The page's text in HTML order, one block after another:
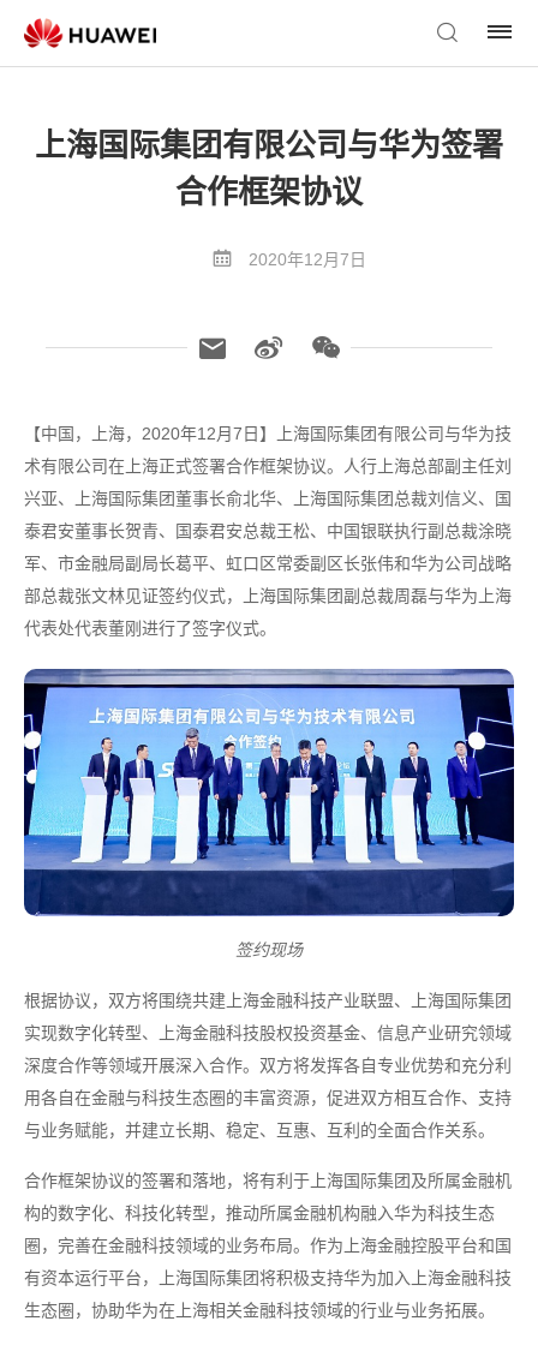
上海国际集团有限公司与华为签署
合作框架协议
2020年12月7日
【中国，上海，2020年12月7日】上海国际集团有限公司与华为技
术有限公司在上海正式签署合作框架协议。人行上海总部副主任刘
兴亚、上海国际集团董事长俞北华、上海国际集团总裁刘信义、国
泰君安董事长贺青、国泰君安总裁王松、中国银联执行副总裁涂晓
军、市金融局副局长葛平、虹口区常委副区长张伟和华为公司战略
部总裁张文林见证签约仪式，上海国际集团副总裁周磊与华为上海
代表处代表董刚进行了签字仪式。
签约现场
根据协议，双方将围绕共建上海金融科技产业联盟、上海国际集团
实现数字化转型、上海金融科技股权投资基金、信息产业研究领域
深度合作等领域开展深入合作。双方将发挥各自专业优势和充分利
用各自在金融与科技生态圈的丰富资源，促进双方相互合作、支持
与业务赋能，并建立长期、稳定、互惠、互利的全面合作关系。
合作框架协议的签署和落地，将有利于上海国际集团及所属金融机
构的数字化、科技化转型，推动所属金融机构融入华为科技生态
圈，完善在金融科技领域的业务布局。作为上海金融控股平台和国
有资本运行平台，上海国际集团将积极支持华为加入上海金融科技
生态圈，协助华为在上海相关金融科技领域的行业与业务拓展。